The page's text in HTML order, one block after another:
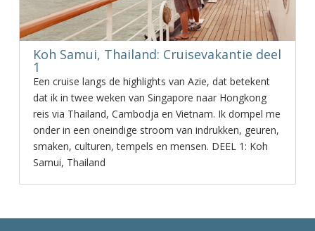
Koh Samui, Thailand: Cruisevakantie deel
1
Een cruise langs de highlights van Azie, dat betekent
dat ik in twee weken van Singapore naar Hongkong
reis via Thailand, Cambodja en Vietnam. Ik dompel me
onder in een oneindige stroom van indrukken, geuren,
smaken, culturen, tempels en mensen. DEEL 1: Koh
Samui, Thailand